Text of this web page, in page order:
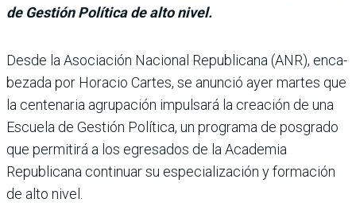
de Gestión Política de alto nivel.
Desde la Asociación Nacio­nal Republicana (ANR), enca­
bezada por Horacio Cartes, se anunció ayer martes que
la centenaria agrupación impulsará la creación de una
Escuela de Gestión Política, un programa de posgrado
que permitirá a los egresados de la Academia
Republicana conti­nuar su especialización y for­mación
de alto nivel.